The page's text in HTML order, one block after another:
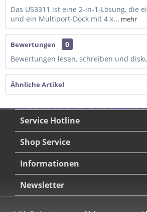
Das US3311 ist eine 2-in-1-Lösung, die
und ein Multiport-Dock mit 4 x... mehr
Bewertungen
0
Bewertungen lesen, schreiben und
Ähnliche Artikel
Service Hotline
Shop Service
Informationen
Newsletter